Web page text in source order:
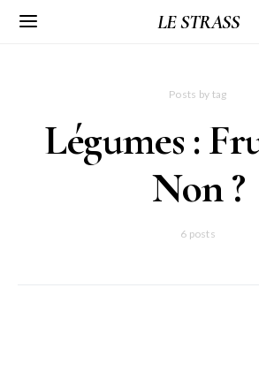
LE STRASS
Posts by tag
Légumes :
Non ?
6 posts